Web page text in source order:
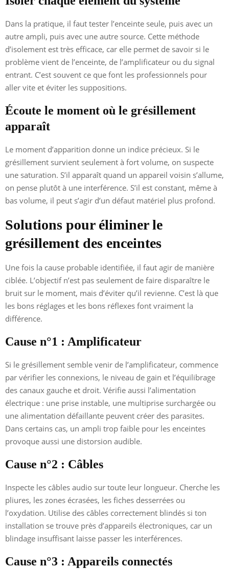
Dans la pratique, il faut tester l’enceinte seule, puis avec un
autre ampli, puis avec une autre source. Cette méthode
d’isolement est très efficace, car elle permet de savoir si le
problème vient de l’enceinte, de l’amplificateur ou du signal
entrant. C’est souvent ce que font les professionnels pour
aller vite et éviter les suppositions.
Écoute le moment où le grésillement
apparaît
Le moment d’apparition donne un indice précieux. Si le
grésillement survient seulement à fort volume, on suspecte
une saturation. S’il apparaît quand un appareil voisin s’allume,
on pense plutôt à une interférence. S’il est constant, même à
bas volume, il peut s’agir d’un défaut matériel plus profond.
Solutions pour éliminer le
grésillement des enceintes
Une fois la cause probable identifiée, il faut agir de manière
ciblée. L’objectif n’est pas seulement de faire disparaître le
bruit sur le moment, mais d’éviter qu’il revienne. C’est là que
les bons réglages et les bons réflexes font vraiment la
différence.
Cause n°1 : Amplificateur
Si le grésillement semble venir de l’amplificateur, commence
par vérifier les connexions, le niveau de gain et l’équilibrage
des canaux gauche et droit. Vérifie aussi l’alimentation
électrique : une prise instable, une multiprise surchargée ou
une alimentation défaillante peuvent créer des parasites.
Dans certains cas, un ampli trop faible pour les enceintes
provoque aussi une distorsion audible.
Cause n°2 : Câbles
Inspecte les câbles audio sur toute leur longueur. Cherche les
pliures, les zones écrasées, les fiches desserrées ou
l’oxydation. Utilise des câbles correctement blindés si ton
installation se trouve près d’appareils électroniques, car un
blindage insuffisant laisse passer les interférences.
Cause n°3 : Appareils connectés